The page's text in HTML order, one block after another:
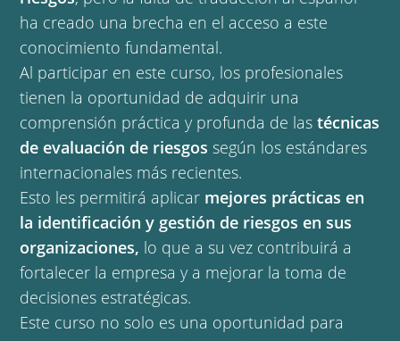
ha creado una brecha en el acceso a este
conocimiento fundamental.
Al participar en este curso, los profesionales
tienen la oportunidad de adquirir una
comprensión práctica y profunda de las técnicas
de evaluación de riesgos según los estándares
internacionales más recientes.
Esto les permitirá aplicar mejores prácticas en
la identificación y gestión de riesgos en sus
organizaciones, lo que a su vez contribuirá a
fortalecer la empresa y a mejorar la toma de
decisiones estratégicas.
Este curso no solo es una oportunidad para